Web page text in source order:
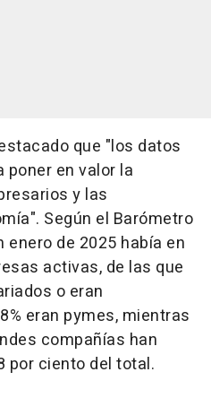
que "los datos
poner en valor la
y las
Según el Barómetro
enero de 2025 había en
activas, de las que
o eran
eran pymes, mientras
compañías han
por ciento del total.